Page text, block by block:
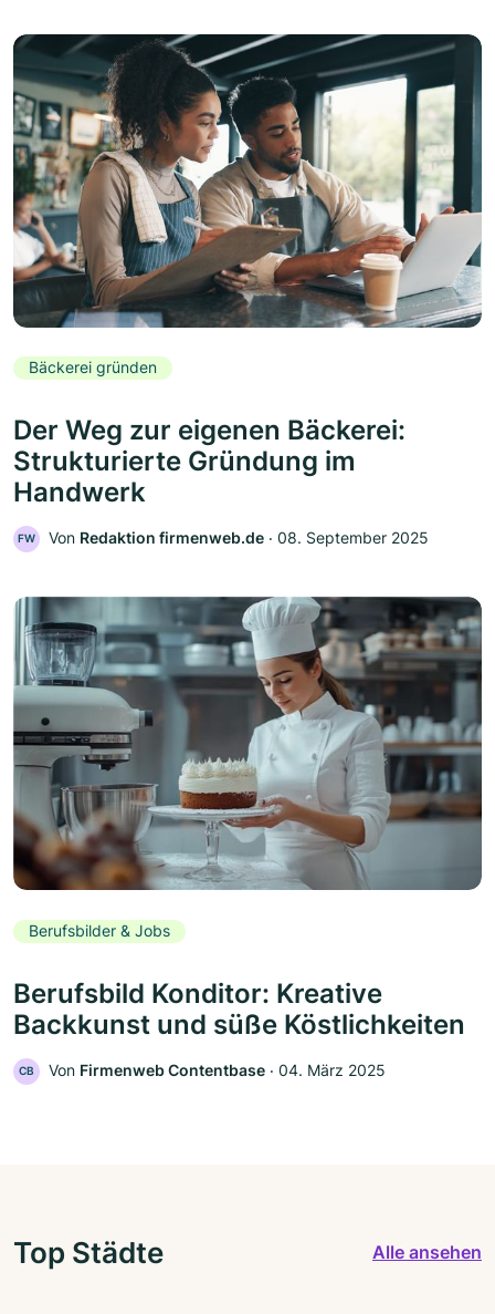
Bäckerei gründen
Der Weg zur eigenen Bäckerei:
Strukturierte Gründung im
Handwerk
FW Von Redaktion firmenweb.de ‧ 08. September 2025
Berufsbilder & Jobs
Berufsbild Konditor: Kreative
Backkunst und süße Köstlichkeiten
CB Von Firmenweb Contentbase ‧ 04. März 2025
Top Städte Alle ansehen